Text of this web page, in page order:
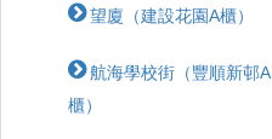
望廈（建設花園A櫃）
航海學校街（豐順新邨A
櫃）